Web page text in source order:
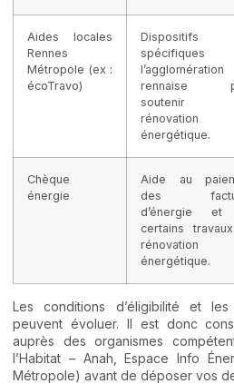
Aides locales
Rennes
Métropole (ex :
écoTravo)
Dispositifs
l’agglomération
rennaise
soutenir
rénovation
énergétique.
Chèque
énergie
Aide au
des
d’énergie
certains
rénovation
énergétique.
Les conditions d’éligibilité et
peuvent évoluer. Il est donc
auprès des organismes
l’Habitat – Anah, Espace Info
Métropole) avant de déposer vos